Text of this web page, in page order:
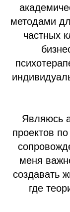
методами
частных
Являюсь
проектов
меня
создавать
где